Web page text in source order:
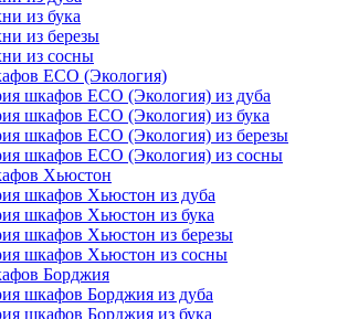
из бука
из березы
из сосны
ECO (Экология)
шкафов ECO (Экология) из дуба
шкафов ECO (Экология) из бука
шкафов ECO (Экология) из березы
шкафов ECO (Экология) из сосны
Хьюстон
шкафов Хьюстон из дуба
шкафов Хьюстон из бука
шкафов Хьюстон из березы
шкафов Хьюстон из сосны
Борджия
шкафов Борджия из дуба
шкафов Борджия из бука